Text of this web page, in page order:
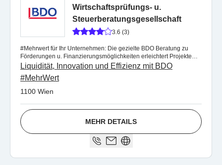
Wirtschaftsprüfungs- u.
Steuerberatungsgesellschaft
3.6 (3)
#Mehrwert für Ihr Unternehmen: Die gezielte BDO Beratung zu
Förderungen u. Finanzierungsmöglichkeiten erleichtert Projekte
und sichert Ihre Liquidität
Liquidität, Innovation und Effizienz mit BDO
#MehrWert
1100 Wien
MEHR DETAILS